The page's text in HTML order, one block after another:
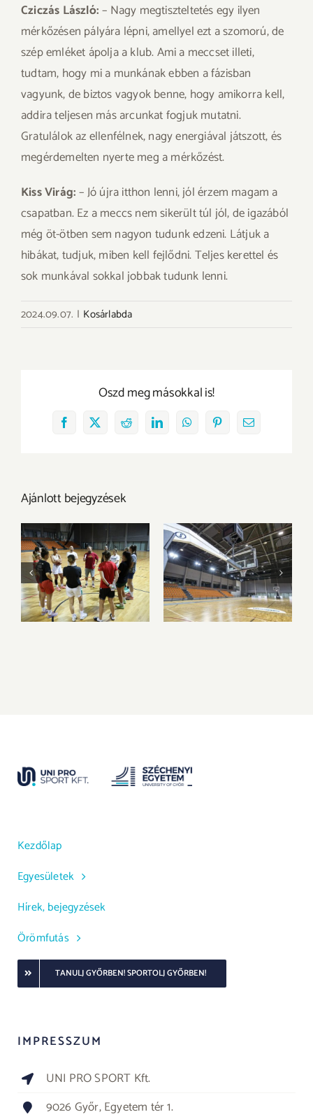
Cziczás László:– Nagy megtiszteltetés egy ilyen
mérkőzésen pályára lépni, amellyel ezt a szomorú, de
szép emléket ápolja a klub. Ami a meccset illeti,
tudtam, hogy mi a munkának ebben a fázisban
vagyunk, de biztos vagyok benne, hogy amikorra kell,
addira teljesen más arcunkat fogjuk mutatni.
Gratulálok az ellenfélnek, nagy energiával játszott, és
megérdemelten nyerte meg a mérkőzést.
Kiss Virág:– Jó újra itthon lenni, jól érzem magam a
csapatban. Ez a meccs nem sikerült túl jól, de igazából
még öt-ötben sem nagyon tudunk edzeni. Látjuk a
hibákat, tudjuk, miben kell fejlődni. Teljes kerettel és
sok munkával sokkal jobbak tudunk lenni.
2024.09.07. | Kosárlabda
Oszd meg másokkal is!
Facebook
X RedditLinkedInWhatsAppPinterestEmail:
Ajánlott bejegyzések
Megkezdtük a
felkészülést az új
idényre
Az Olimpia
Sportparkba
költözik csapatunk
Kezdőlap
Egyesületek
Hírek, bejegyzések
Örömfutás
TANULJ GYŐRBEN! SPORTOLJ GYŐRBEN!
IMPRESSZUM
UNI PRO SPORT Kft.
9026 Győr, Egyetem tér 1.